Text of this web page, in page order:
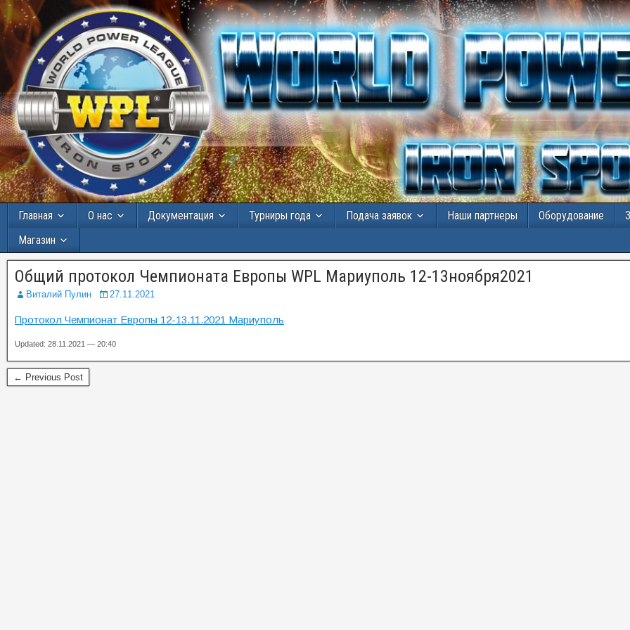
Главная О нас Документация Турниры года Подача заявок Наши партнеры Оборудование
Магазин
Общий протокол Чемпионата Европы WPL Мариуполь 12-13ноября2021
Виталий Пулин 27.11.2021
Протокол Чемпионат Европы 12-13.11.2021 Мариуполь
Updated: 28.11.2021 — 20:40
← Previous Post